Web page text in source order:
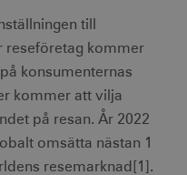
till
reseföretag kommer
konsumenternas
kommer att vilja
på resan. År 2022
omsätta nästan 1
resemarknad[1].